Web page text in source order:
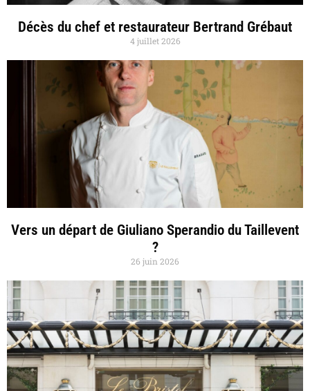
Décès du chef et restaurateur Bertrand Grébaut
4 juillet 2026
Vers un départ de Giuliano Sperandio du Taillevent
?
26 juin 2026